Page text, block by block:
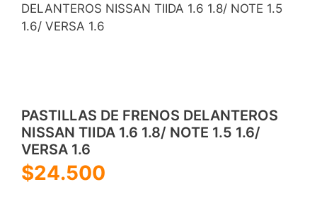
DELANTEROS NISSAN TIIDA 1.6 1.8/ NOTE 1.5
1.6/ VERSA 1.6
PASTILLAS DE FRENOS DELANTEROS
NISSAN TIIDA 1.6 1.8/ NOTE 1.5 1.6/
VERSA 1.6
$24.500